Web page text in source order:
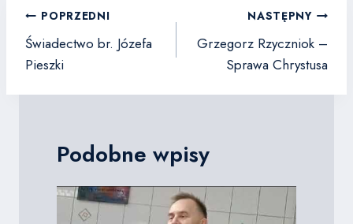
Nawigacja
wpisu
POPRZEDNI
Świadectwo br. Józefa
Pieszki
NASTĘPNY
Grzegorz Rzyczniok –
Sprawa Chrystusa
Podobne wpisy